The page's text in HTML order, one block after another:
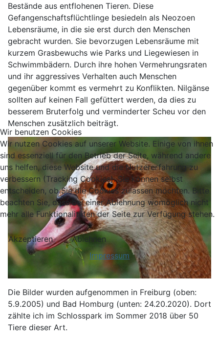
Bestände aus entflohenen Tieren. Diese
Gefangenschaftsflüchtlinge besiedeln als Neozoen
Lebensräume, in die sie erst durch den Menschen
gebracht wurden. Sie bevorzugen Lebensräume mit
kurzem Grasbewuchs wie Parks und Liegewiesen in
Schwimmbädern. Durch ihre hohen Vermehrungsraten
und ihr aggressives Verhalten auch Menschen
gegenüber kommt es vermehrt zu Konflikten. Nilgänse
sollten auf keinen Fall gefüttert werden, da dies zu
besserem Bruterfolg und verminderter Scheu vor den
Menschen zusätzlich beiträgt.
Die Bilder wurden aufgenommen in Freiburg (oben:
5.9.2005) und Bad Homburg (unten: 24.20.2020). Dort
zählte ich im Schlosspark im Sommer 2018 über 50
Tiere dieser Art.
Wir benutzen Cookies
Wir nutzen Cookies auf unserer Website. Einige von ihnen
sind essenziell für den Betrieb der Seite, während andere
uns helfen, diese Website und die Nutzererfahrung zu
verbessern (Tracking Cookies). Sie können selbst
entscheiden, ob Sie die Cookies zulassen möchten. Bitte
beachten Sie, dass bei einer Ablehnung womöglich nicht
mehr alle Funktionalitäten der Seite zur Verfügung stehen.
Akzeptieren
Ablehnen
Impressum